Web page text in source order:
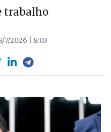
trabalho
7/2026 | 8:03